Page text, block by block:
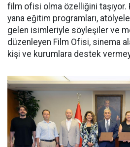
film ofisi olma özelliğini
yana eğitim programları,
gelen isimleriyle söyleşiler ve
düzenleyen Film Ofisi, sinema
kişi ve kurumlara destek